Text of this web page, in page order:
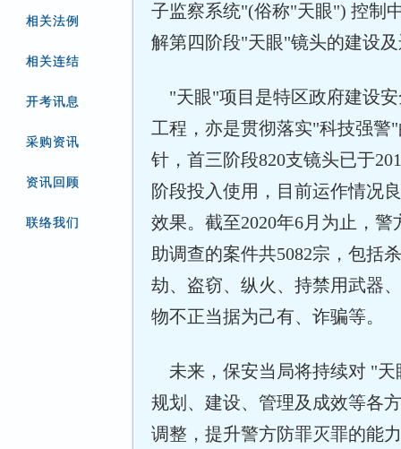
相关法例
相关连结
开考讯息
采购资讯
资讯回顾
联络我们
子监察系统"(俗称"天眼") 控制
解第四阶段"天眼"镜头的建设
"天眼"项目是特区政府建设安
工程，亦是贯彻落实"科技强警
针，首三阶段820支镜头已于
阶段投入使用，目前运作情况
效果。截至2020年6月为止，
助调查的案件共5082宗，包括
劫、盗窃、纵火、持禁用武器
物不正当据为己有、诈骗等。
未来，保安当局将持续对 "天
规划、建设、管理及成效等各
调整，提升警方防罪灭罪的能